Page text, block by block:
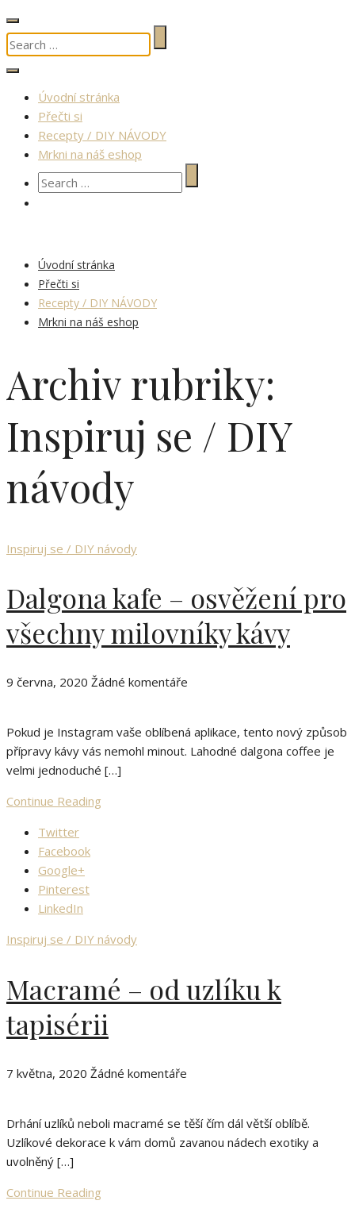
Úvodní stránka
Přečti si
Recepty / DIY NÁVODY
Mrkni na náš eshop
Úvodní stránka
Přečti si
Recepty / DIY NÁVODY
Mrkni na náš eshop
Archiv rubriky:
Inspiruj se / DIY
návody
Inspiruj se / DIY návody
Dalgona kafe – osvěžení pro
všechny milovníky kávy
9 června, 2020 Žádné komentáře
Pokud je Instagram vaše oblíbená aplikace, tento nový způsob
přípravy kávy vás nemohl minout. Lahodné dalgona coffee je
velmi jednoduché […]
Continue Reading
Twitter
Facebook
Google+
Pinterest
LinkedIn
Inspiruj se / DIY návody
Macramé – od uzlíku k
tapisérii
7 května, 2020 Žádné komentáře
Drhání uzlíků neboli macramé se těší čím dál větší oblíbě.
Uzlíkové dekorace k vám domů zavanou nádech exotiky a
uvolněný […]
Continue Reading